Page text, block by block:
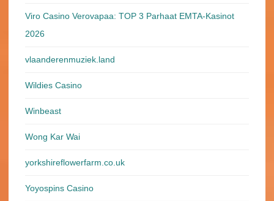
Viro Casino Verovapaa: TOP 3 Parhaat EMTA-Kasinot
2026
vlaanderenmuziek.land
Wildies Casino
Winbeast
Wong Kar Wai
yorkshireflowerfarm.co.uk
Yoyospins Casino